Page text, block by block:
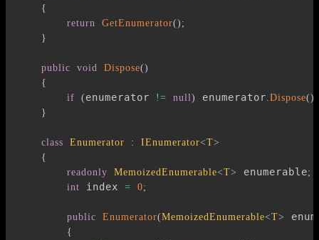
{
return
GetEnumerator() ;
}
public void Dispose()
{
if
( enumerator != null) enumerator.Dispose()
}
class Enumerator : IEnumerator<T>
{
readonly
MemoizedEnumerable<T> enumerable;
int index = 0;
public Enumerator(MemoizedEnumerable<T>
{